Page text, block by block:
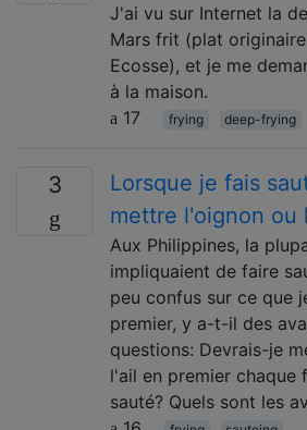
J'ai vu sur Internet la
Mars frit (plat
Ecosse), et je me
à la maison.
17
frying deep-frying
3
Lorsque je fais
mettre l'oignon ou
Aux Philippines, la
impliquaient de faire
peu confus sur ce que
premier, y a-t-il des
questions: Devrais-je
l'ail en premier chaque
sauté? Quels sont les